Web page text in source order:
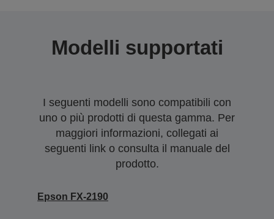
Modelli supportati
I seguenti modelli sono compatibili con
uno o più prodotti di questa gamma. Per
maggiori informazioni, collegati ai
seguenti link o consulta il manuale del
prodotto.
Epson FX-2190